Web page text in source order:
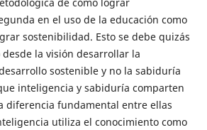
en el uso de la educación como
sostenibilidad. Esto se debe quizás
la visión desarrollar la
sostenible y no la sabiduría
inteligencia y sabiduría comparten
diferencia fundamental entre ellas
utiliza el conocimiento como